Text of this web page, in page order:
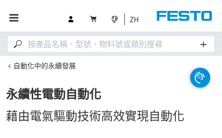
ZH
自動化中的永續發展
永續性電動自動化
藉由電氣驅動技術高效實現自動化